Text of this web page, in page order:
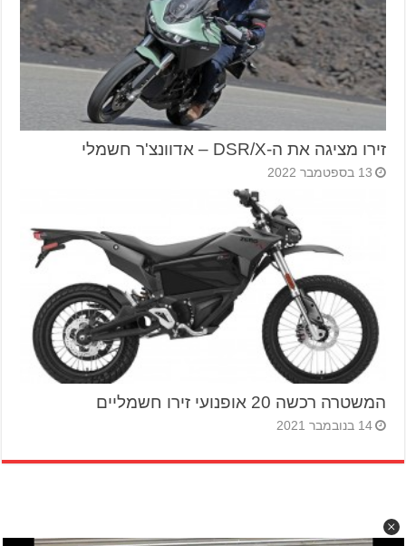
זירו מציגה את ה-DSR/X – אדוונצ'ר חשמלי
13 בספטמבר 2022
המשטרה רכשה 20 אופנועי זירו חשמליים
14 בנובמבר 2021